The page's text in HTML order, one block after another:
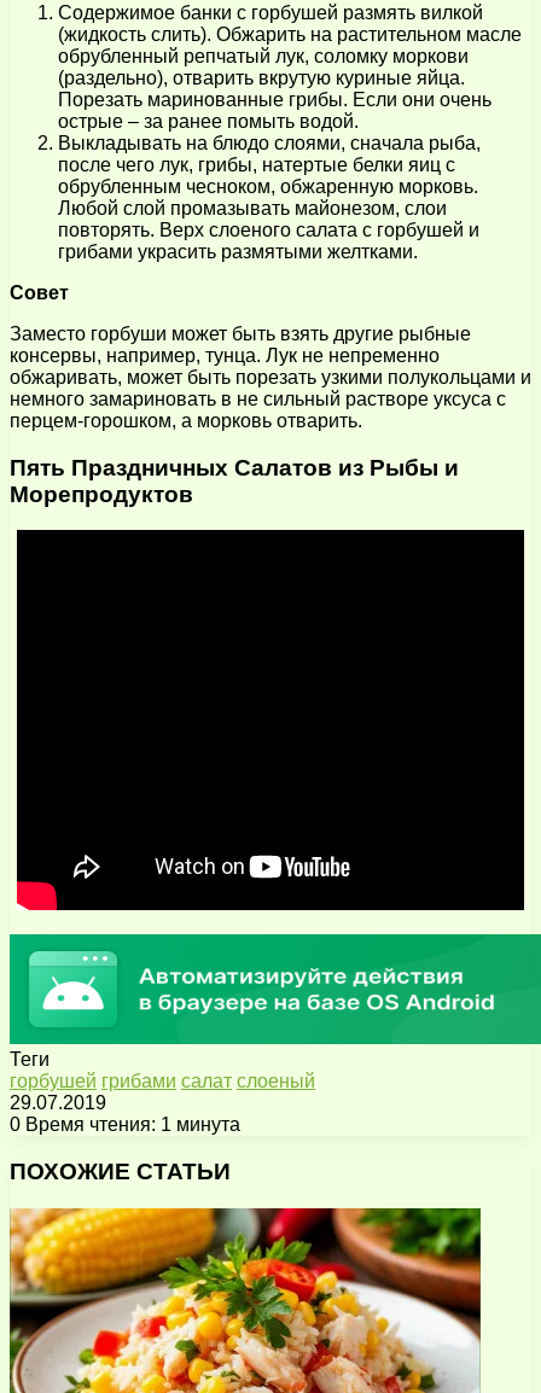
Содержимое банки с горбушей размять вилкой
(жидкость слить). Обжарить на растительном масле
обрубленный репчатый лук, соломку моркови
(раздельно), отварить вкрутую куриные яйца.
Порезать маринованные грибы. Если они очень
острые – за ранее помыть водой.
Выкладывать на блюдо слоями, сначала рыба,
после чего лук, грибы, натертые белки яиц с
обрубленным чесноком, обжаренную морковь.
Любой слой промазывать майонезом, слои
повторять. Верх слоеного салата с горбушей и
грибами украсить размятыми желтками.
Совет
Заместо горбуши может быть взять другие рыбные
консервы, например, тунца. Лук не непременно
обжаривать, может быть порезать узкими полукольцами и
немного замариновать в не сильный растворе уксуса с
перцем-горошком, а морковь отварить.
Пять Праздничных Салатов из Рыбы и
Морепродуктов
Теги
горбушей грибами салат слоеный
29.07.2019
0 Время чтения: 1 минута
через
почту
ПОХОЖИЕ СТАТЬИ